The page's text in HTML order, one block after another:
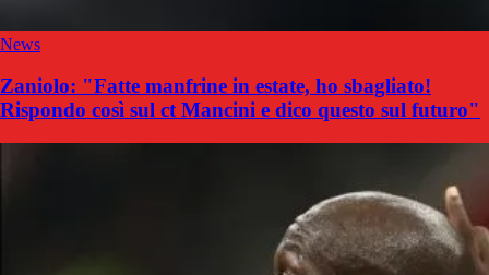
News
Zaniolo: "Fatte manfrine in estate, ho sbagliato!
Rispondo così sul ct Mancini e dico questo sul futuro"